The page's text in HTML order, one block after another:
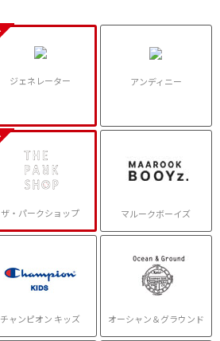
ジェネレーター アンディニー
ザ・パークショップ マルークボーイズ
チャンピオン キッズ オーシャン＆グラウンド